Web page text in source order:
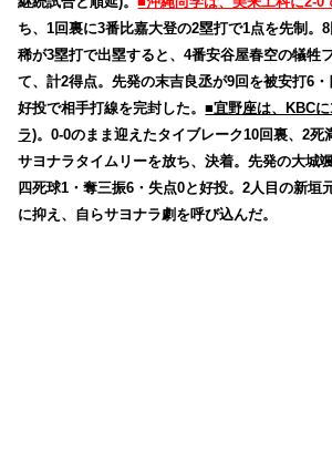
ち、1回裏に3番比嘉大登の2塁打で1点を先制。
稀が3塁打で出塁すると、4番安谷屋春空の犠牲
て、計2得点。先発の末吉良丞が9回を被安打6
好投で相手打線を完封した。■宜野座は、KBC
ラ)。0-0のまま迎えたタイブレーク10回裏、2死
サヨナラタイムリーを放ち、決着。先発の大城
四死球1・奪三振6・失点0と好投。2人目の新垣
に抑え、自らサヨナラ劇を呼び込んだ。